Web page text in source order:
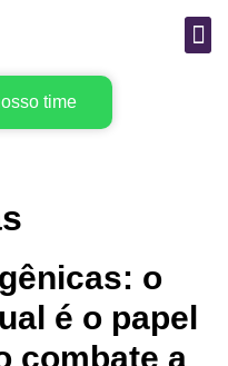
time
o
é o papel
combate a